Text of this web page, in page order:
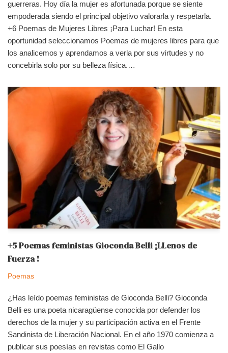
guerreras. Hoy día la mujer es afortunada porque se siente
empoderada siendo el principal objetivo valorarla y respetarla.
+6 Poemas de Mujeres Libres ¡Para Luchar! En esta
oportunidad seleccionamos Poemas de mujeres libres para que
los analicemos y aprendamos a verla por sus virtudes y no
concebirla solo por su belleza física.…
+5 Poemas feministas Gioconda Belli ¡LLenos de
Fuerza !
Poemas
¿Has leído poemas feministas de Gioconda Belli? Gioconda
Belli es una poeta nicaragüense conocida por defender los
derechos de la mujer y su participación activa en el Frente
Sandinista de Liberación Nacional. En el año 1970 comienza a
publicar sus poesías en revistas como El Gallo